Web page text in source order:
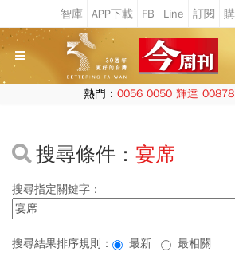
熱門： 0056 0050 輝達 00878
搜尋條件： 宴席
搜尋指定關鍵字：
搜尋結果排序規則： 最新 最相關